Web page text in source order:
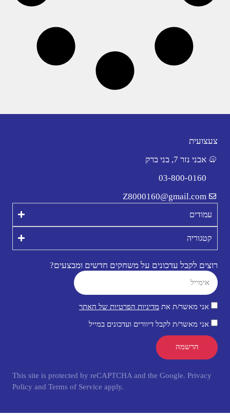
צעצועית
אבני נזר 7, בני ברק
03-800-0160
Z8000160@gmail.com
עמודים
קטגוריה
רוצים לקבל עדכונים על משחקים חדשים ומבצעים?
אני מאשר/ת את מדיניות הפרטיות של האתר
אני מאשר/ת לקבל דיוורים ועדכונים במייל
הרשמה
This site is protected by reCAPTCHA and the Google. Privacy
Policy and Terms of Service apply.